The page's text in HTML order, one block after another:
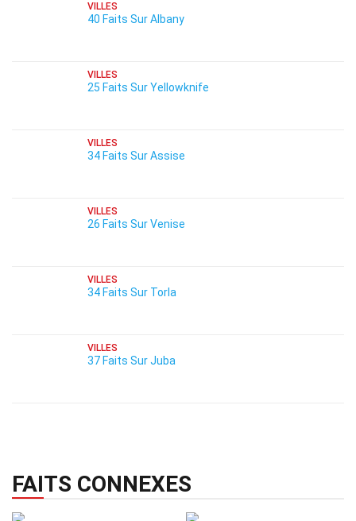
VILLES
40 Faits Sur Albany
VILLES
25 Faits Sur Yellowknife
VILLES
34 Faits Sur Assise
VILLES
26 Faits Sur Venise
VILLES
34 Faits Sur Torla
VILLES
37 Faits Sur Juba
FAITS CONNEXES